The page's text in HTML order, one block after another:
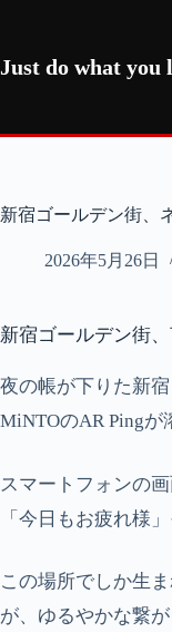
テ
ン
プ
Just do what you
新宿ゴールデン街、
2026年5月26日
新宿ゴールデン街、
夜の帳が下りた新
MiNTOのAR Pingが
スマートフォンの
「今日もお疲れ様
この場所でしか生
が、ゆるやかな繋が